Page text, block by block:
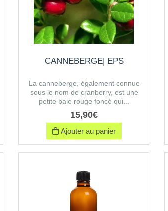
CANNEBERGE| EPS
La canneberge, également connue
sous le nom de cranberry, est une
petite baie rouge foncé qui...
15,90€
Ajouter au panier